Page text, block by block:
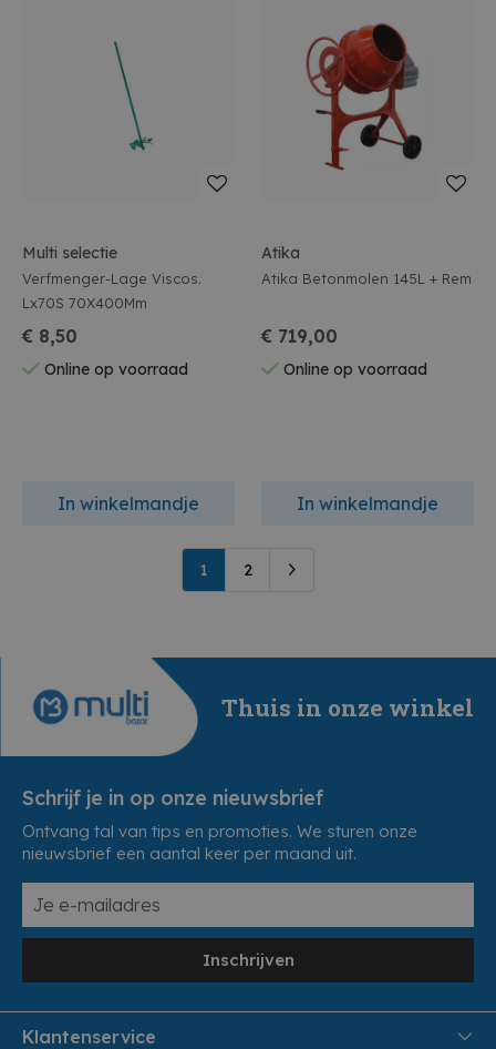
Multi selectie
Verfmenger-Lage Viscos.
Lx70S 70X400Mm
€ 8,50
Online op voorraad
In winkelmandje
Atika
Atika Betonmolen 145L + Rem
€ 719,00
Online op voorraad
In winkelmandje
1 2
Thuis in onze winkel
Schrijf je in op onze nieuwsbrief
Ontvang tal van tips en promoties. We sturen onze
nieuwsbrief een aantal keer per maand uit.
Inschrijven
Klantenservice